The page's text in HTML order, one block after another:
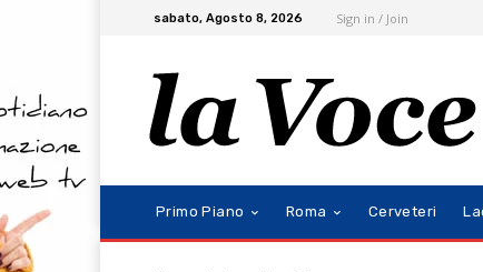
sabato, Agosto 8, 2026 Sign in / Join
Primo Piano Roma Cerveteri